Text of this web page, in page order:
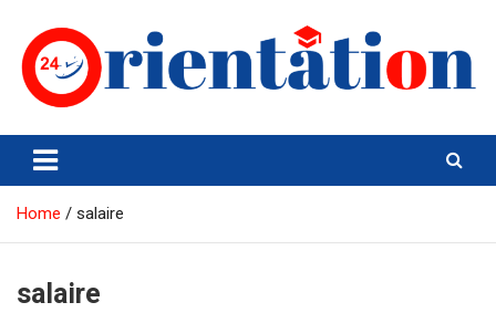
content
Orientation24
Emploi et Orientation au Maroc
Home salaire
salaire